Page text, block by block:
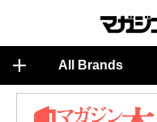
All Brands